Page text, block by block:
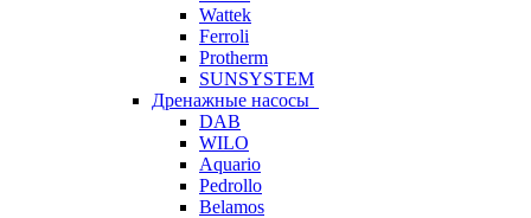
Wattek
Ferroli
Protherm
SUNSYSTEM
Дренажные насосы
DAB
WILO
Aquario
Pedrollo
Belamos